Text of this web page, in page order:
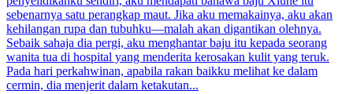
sebenarnya satu perangkap maut. Jika aku memakainya, aku akan
kehilangan rupa dan tubuhku—malah akan digantikan olehnya.
Sebaik sahaja dia pergi, aku menghantar baju itu kepada seorang
wanita tua di hospital yang menderita kerosakan kulit yang teruk.
Pada hari perkahwinan, apabila rakan baikku melihat ke dalam
cermin, dia menjerit dalam ketakutan...